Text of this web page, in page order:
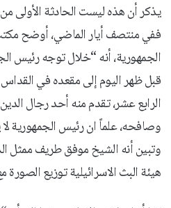
يذكر أن هذه ليست الحادثة الأولى من
ففي منتصف أيار الماضي، أوضح
الجمهورية، أنه “خلال توجه رئيس
قبل ظهر اليوم إلى مقعده في القداس
الرابع عشر، تقدم منه أحد رجال
وصافحه، علماً ان رئيس الجمهورية
وتبين أنه الشيخ موفق طريف ممثل
هيئة البث الاسرائيلية توزيع